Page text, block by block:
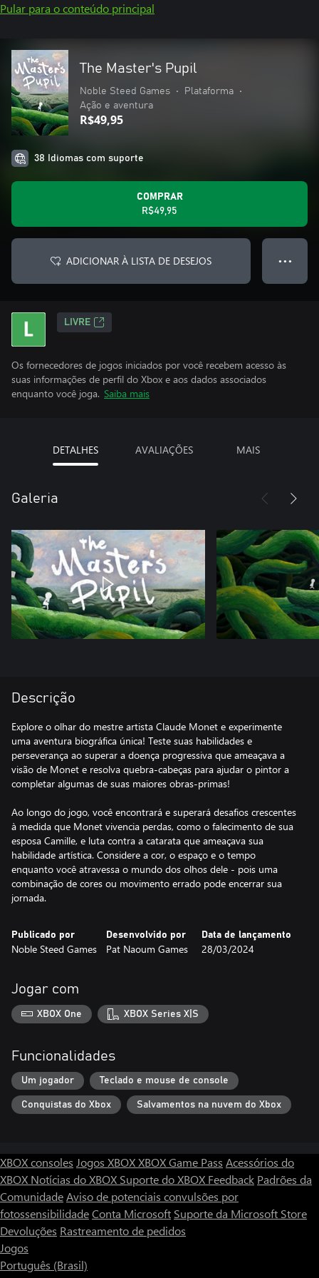
Pular para o conteúdo principal
The Master's Pupil
Noble Steed Games • Plataforma
•
Ação e aventura
R$49,95
38 Idiomas com suporte
COMPRAR
R$49,95
ADICIONAR À LISTA DE DESEJOS ● ● ●
LIVRE
Os fornecedores de jogos iniciados por você recebem acesso às
suas informações de perfil do Xbox e aos dados associados
enquanto você joga. Saiba mais
DETALHES AVALIAÇÕES MAIS
Galeria
Descrição
Explore o olhar do mestre artista Claude Monet e experimente
uma aventura biográfica única! Teste suas habilidades e
perseverança ao superar a doença progressiva que ameaçava a
visão de Monet e resolva quebra-cabeças para ajudar o pintor a
completar algumas de suas maiores obras-primas!
Ao longo do jogo, você encontrará e superará desafios crescentes
à medida que Monet vivencia perdas, como o falecimento de sua
esposa Camille, e luta contra a catarata que ameaçava sua
habilidade artística. Considere a cor, o espaço e o tempo
enquanto você atravessa o mundo dos olhos dele - pois uma
combinação de cores ou movimento errado pode encerrar sua
jornada.
Publicado por
Noble Steed Games
Desenvolvido por
Pat Naoum Games
Data de lançamento
28/03/2024
Jogar com
XBOX One XBOX Series X|S
Funcionalidades
Um jogador Teclado e mouse de console
Conquistas do Xbox Salvamentos na nuvem do Xbox
XBOX consoles Jogos XBOXXBOX Game Pass Acessórios do
XBOX Notícias do XBOX Suporte do XBOX Feedback Padrões da
ComunidadeAviso de potenciais convulsões por
fotossensibilidadeConta Microsoft Suporte da Microsoft Store
Devoluções Rastreamento de pedidos
Jogos
Português (Brasil)